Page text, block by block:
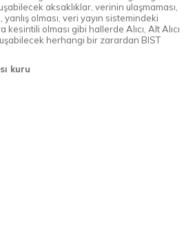
aksaklıklar, verinin ulaşmaması,
olması, veri yayın sistemindeki
olması gibi hallerde Alıcı, Alt Alıcı
herhangi bir zarardan BIST
kuru